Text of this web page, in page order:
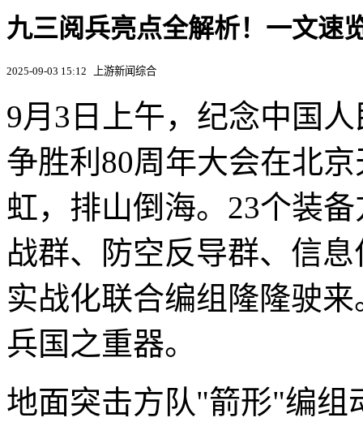
九三阅兵亮点全解析！一文速
2025-09-03 15:12 上游新闻综合
9月3日上午，纪念中国
争胜利80周年大会在北
虹，排山倒海。23个装
战群、防空反导群、信
实战化联合编组隆隆驶
兵国之重器。
地面突击方队"箭形"编组